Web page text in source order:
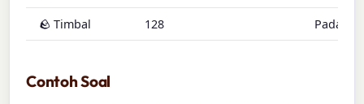
🪨 Timbal 128 Padat
Contoh Soal